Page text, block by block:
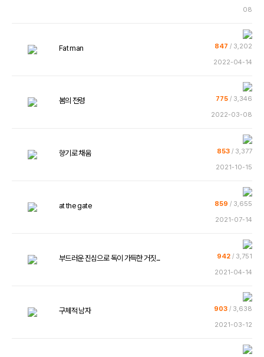
08
Fat man 847 / 3,202
2022-04-14
봄의 전령 775 / 3,346
2022-03-08
향기로 채움 853 / 3,377
2021-10-15
at the gate 859 / 3,655
2021-07-14
부드러운 진심으로 독이 가득한 거짓... 942 / 3,751
2021-04-14
구체적 남자 903 / 3,638
2021-03-12